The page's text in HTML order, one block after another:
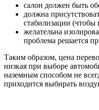
салон должен быть
должна
стабилизации (чтобы
желательна
проблема решается
Таким образом, цена
низкая при выборе
наземным способом не
приходится выбирать